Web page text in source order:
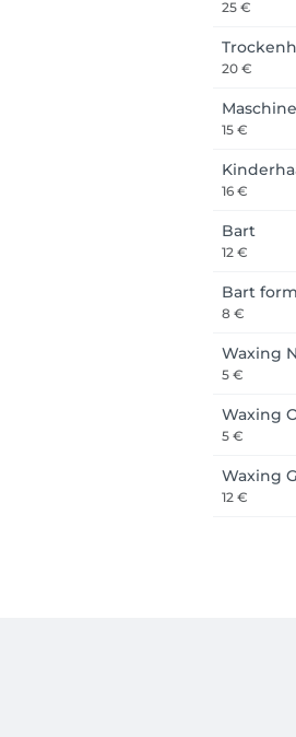
25 €
20 €
15 €
16 €
Bart
12 €
Bart
8 €
Waxing
5 €
Waxing
5 €
Waxing
12 €